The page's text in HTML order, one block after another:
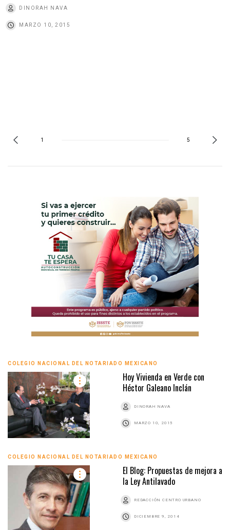
DINORAH NAVA
MARZO 10, 2015
1 5
COLEGIO NACIONAL DEL NOTARIADO MEXICANO
Hoy Vivienda en Verde con
Héctor Galeano Inclán
DINORAH NAVA
MARZO 10, 2015
COLEGIO NACIONAL DEL NOTARIADO MEXICANO
El Blog: Propuestas de mejora a
la Ley Antilavado
REDACCIÓN CENTRO URBANO
DICIEMBRE 9, 2014